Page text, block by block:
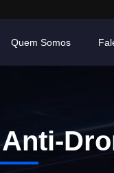
Quem Somos